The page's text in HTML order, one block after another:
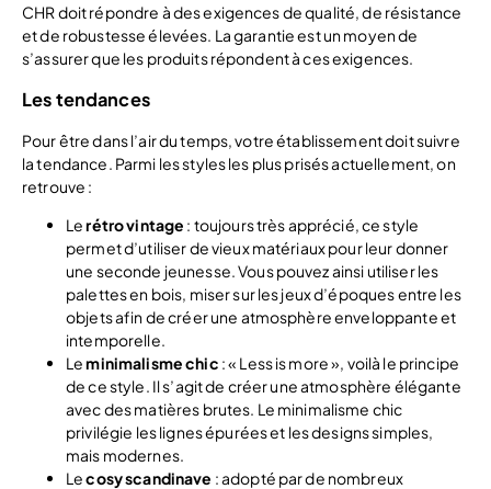
CHR doit répondre à des exigences de qualité, de résistance
et de robustesse élevées. La garantie est un moyen de
s’assurer que les produits répondent à ces exigences.
Les tendances
Pour être dans l’air du temps, votre établissement doit suivre
la tendance. Parmi les styles les plus prisés actuellement, on
retrouve :
Lerétro vintage : toujours très apprécié, ce style
permet d’utiliser de vieux matériaux pour leur donner
une seconde jeunesse. Vous pouvez ainsi utiliser les
palettes en bois, miser sur les jeux d’époques entre les
objets afin de créer une atmosphère enveloppante et
intemporelle.
Leminimalisme chic : « Less is more », voilà le principe
de ce style. Il s’agit de créer une atmosphère élégante
avec des matières brutes. Le minimalisme chic
privilégie les lignes épurées et les designs simples,
mais modernes.
Lecosy scandinave : adopté par de nombreux